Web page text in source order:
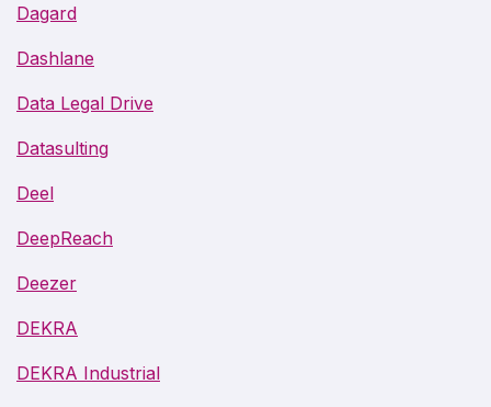
Dagard
Dashlane
Data Legal Drive
Datasulting
Deel
DeepReach
Deezer
DEKRA
DEKRA Industrial